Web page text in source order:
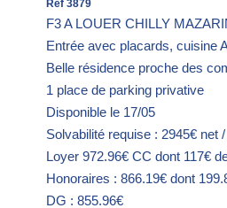
Réf 3879
F3 A LOUER CHILLY
Entrée avec placards, cuisine
Belle résidence proche des
1 place de parking privative
Disponible le 17/05
Solvabilité requise : 2945€ net
Loyer 972.96€ CC dont 117€
Honoraires : 866.19€ dont
DG : 855.96€